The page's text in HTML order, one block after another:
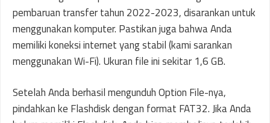
pembaruan transfer tahun 2022-2023, disarankan untuk
menggunakan komputer. Pastikan juga bahwa Anda
memiliki koneksi internet yang stabil (kami sarankan
menggunakan Wi-Fi). Ukuran file ini sekitar 1,6 GB.
Setelah Anda berhasil mengunduh Option File-nya,
pindahkan ke Flashdisk dengan format FAT32. Jika Anda